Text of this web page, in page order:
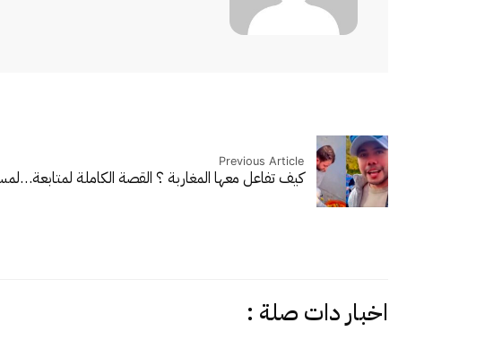
Previous Article
كيف تفاعل معها المغاربة ؟ القصة الكاملة لمتابعة…
اخبار دات صلة :